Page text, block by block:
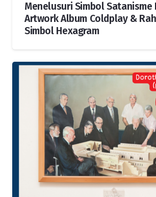
Menelusuri Simbol Satanisme
Artwork Album Coldplay &
Simbol Hexagram